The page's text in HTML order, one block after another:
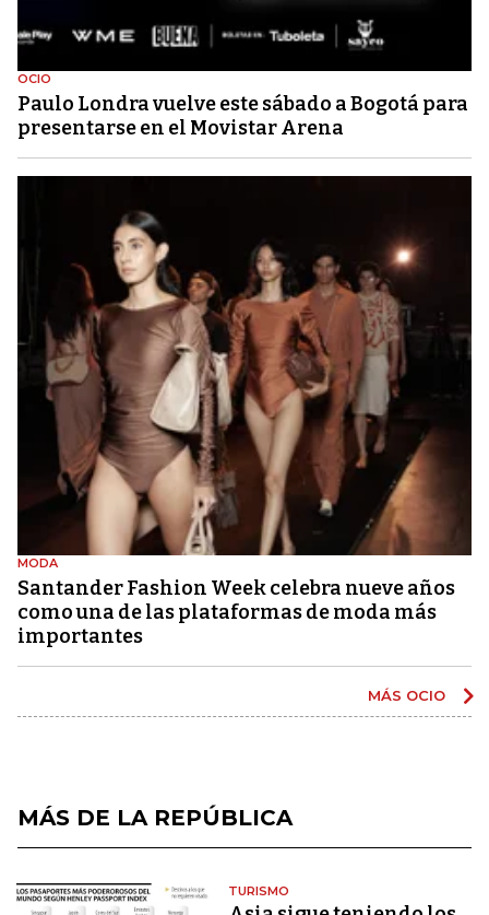
OCIO
Paulo Londra vuelve este sábado a Bogotá para
presentarse en el Movistar Arena
MODA
Santander Fashion Week celebra nueve años
como una de las plataformas de moda más
importantes
MÁS OCIO
MÁS DE LA REPÚBLICA
TURISMO